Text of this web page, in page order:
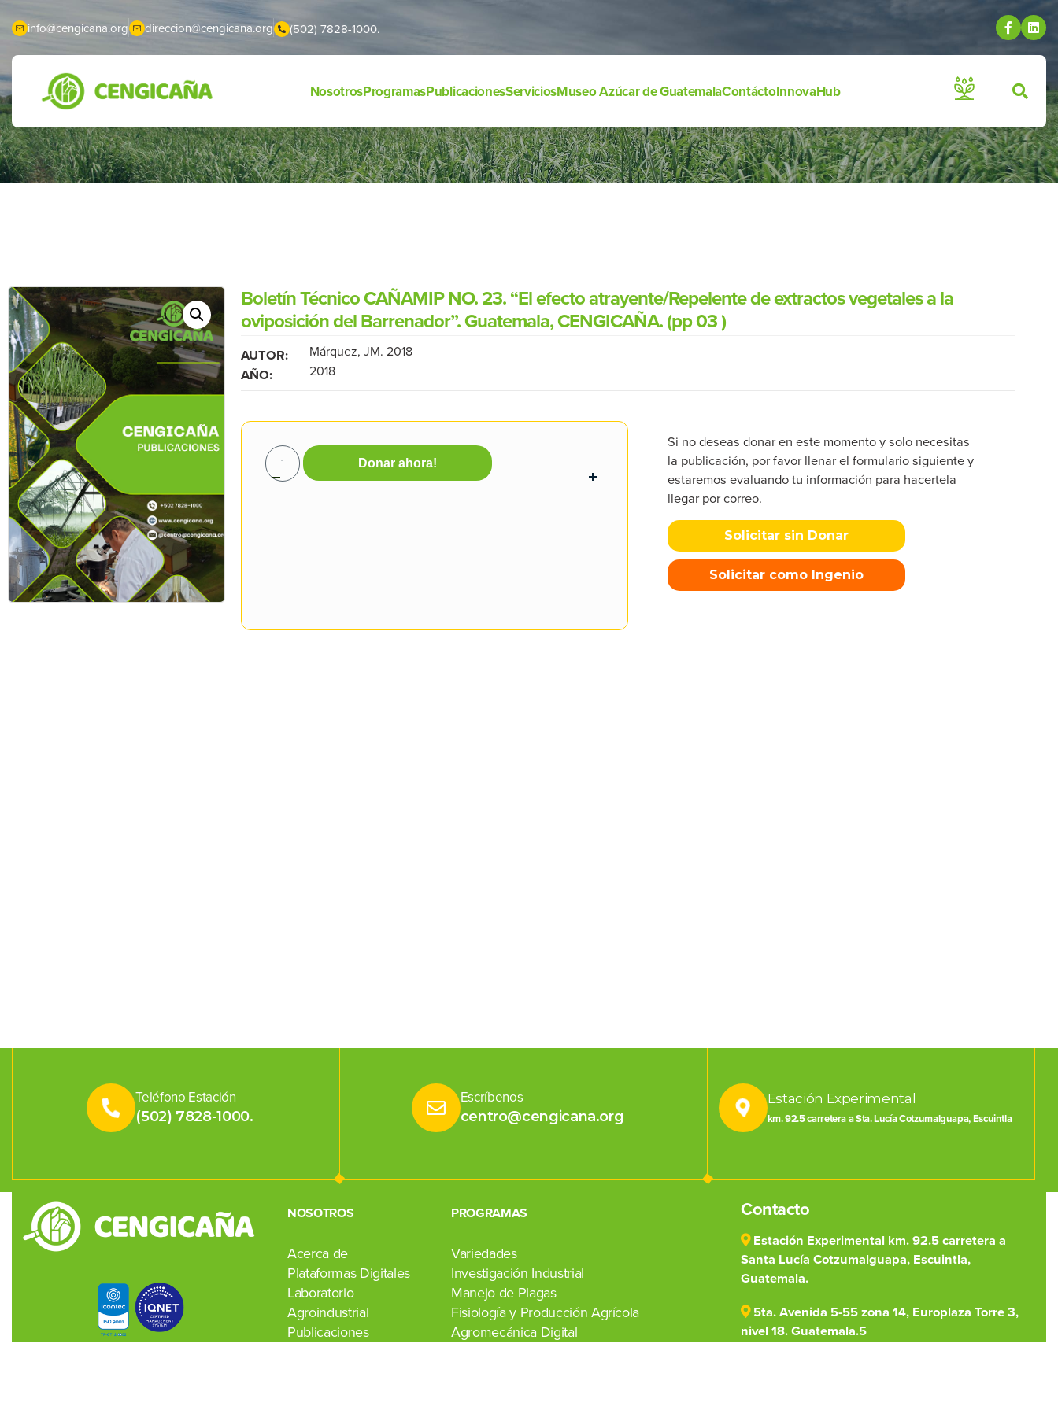
info@cengicana.org direccion@cengicana.org (502) 7828-1000.
NosotrosProgramasPublicacionesServiciosMuseo Azúcar de GuatemalaContáctoInnovaHub
Boletín Técnico CAÑAMIP NO. 23. “El efecto atrayente/Repelente de extractos vegetales a la
oviposición del Barrenador”. Guatemala, CENGICAÑA. (pp 03 )
AUTOR: Márquez, JM. 2018
AÑO: 2018
Donar ahora!
Si no deseas donar en este momento y solo necesitas
la publicación, por favor llenar el formulario siguiente y
estaremos evaluando tu información para hacertela
llegar por correo.
Solicitar sin Donar
Solicitar como Ingenio
Teléfono Estación
(502) 7828-1000.
Escríbenos
centro@cengicana.org
Estación Experimental
km. 92.5 carretera a Sta. Lucía Cotzumalguapa, Escuintla
NOSOTROS
Acerca de
Plataformas Digitales
Laboratorio
Agroindustrial
Publicaciones
PROGRAMAS
Variedades
Investigación Industrial
Manejo de Plagas
Fisiología y Producción Agrícola
Agromecánica Digital
Contacto
Estación Experimental km. 92.5 carretera a
Santa Lucía Cotzumalguapa, Escuintla,
Guatemala.
5ta. Avenida 5-55 zona 14, Europlaza Torre 3,
nivel 18. Guatemala.5